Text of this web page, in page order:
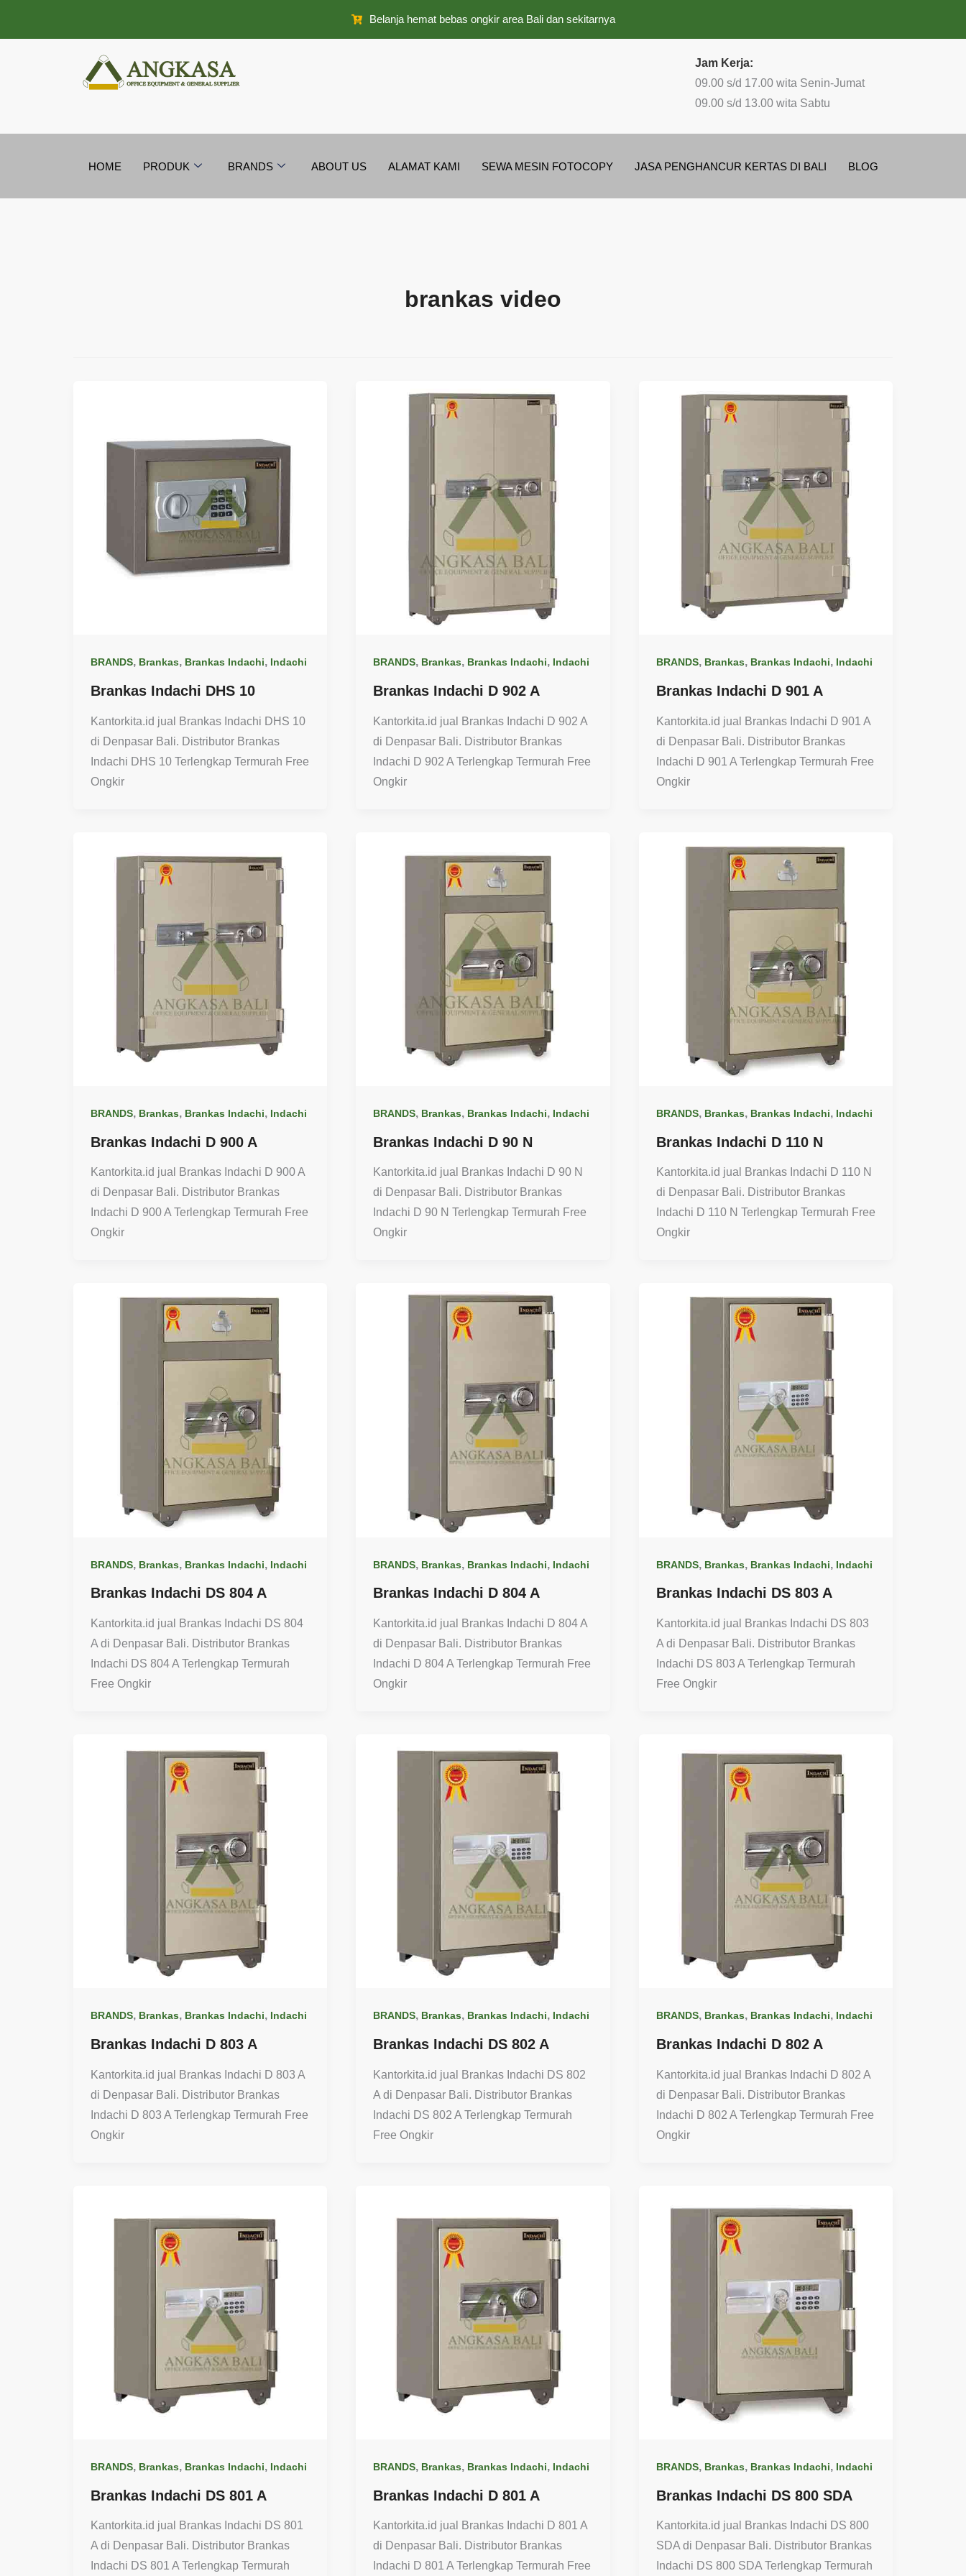
Belanja hemat bebas ongkir area Bali dan sekitarnya
Jam Kerja:
09.00 s/d 17.00 wita Senin-Jumat
09.00 s/d 13.00 wita Sabtu
HOME PRODUK BRANDS ABOUT US ALAMAT KAMI SEWA MESIN FOTOCOPY JASA PENGHANCUR KERTAS DI BALI BLOG
brankas video
BRANDS, Brankas, Brankas Indachi, Indachi
Brankas Indachi DHS 10
Kantorkita.id jual Brankas Indachi DHS 10
di Denpasar Bali. Distributor Brankas
Indachi DHS 10 Terlengkap Termurah Free
Ongkir
BRANDS, Brankas, Brankas Indachi, Indachi
Brankas Indachi D 902 A
Kantorkita.id jual Brankas Indachi D 902 A
di Denpasar Bali. Distributor Brankas
Indachi D 902 A Terlengkap Termurah Free
Ongkir
BRANDS, Brankas, Brankas Indachi, Indachi
Brankas Indachi D 901 A
Kantorkita.id jual Brankas Indachi D 901 A
di Denpasar Bali. Distributor Brankas
Indachi D 901 A Terlengkap Termurah Free
Ongkir
BRANDS, Brankas, Brankas Indachi, Indachi
Brankas Indachi D 900 A
Kantorkita.id jual Brankas Indachi D 900 A
di Denpasar Bali. Distributor Brankas
Indachi D 900 A Terlengkap Termurah Free
Ongkir
BRANDS, Brankas, Brankas Indachi, Indachi
Brankas Indachi D 90 N
Kantorkita.id jual Brankas Indachi D 90 N
di Denpasar Bali. Distributor Brankas
Indachi D 90 N Terlengkap Termurah Free
Ongkir
BRANDS, Brankas, Brankas Indachi, Indachi
Brankas Indachi D 110 N
Kantorkita.id jual Brankas Indachi D 110 N
di Denpasar Bali. Distributor Brankas
Indachi D 110 N Terlengkap Termurah Free
Ongkir
BRANDS, Brankas, Brankas Indachi, Indachi
Brankas Indachi DS 804 A
Kantorkita.id jual Brankas Indachi DS 804
A di Denpasar Bali. Distributor Brankas
Indachi DS 804 A Terlengkap Termurah
Free Ongkir
BRANDS, Brankas, Brankas Indachi, Indachi
Brankas Indachi D 804 A
Kantorkita.id jual Brankas Indachi D 804 A
di Denpasar Bali. Distributor Brankas
Indachi D 804 A Terlengkap Termurah Free
Ongkir
BRANDS, Brankas, Brankas Indachi, Indachi
Brankas Indachi DS 803 A
Kantorkita.id jual Brankas Indachi DS 803
A di Denpasar Bali. Distributor Brankas
Indachi DS 803 A Terlengkap Termurah
Free Ongkir
BRANDS, Brankas, Brankas Indachi, Indachi
Brankas Indachi D 803 A
Kantorkita.id jual Brankas Indachi D 803 A
di Denpasar Bali. Distributor Brankas
Indachi D 803 A Terlengkap Termurah Free
Ongkir
BRANDS, Brankas, Brankas Indachi, Indachi
Brankas Indachi DS 802 A
Kantorkita.id jual Brankas Indachi DS 802
A di Denpasar Bali. Distributor Brankas
Indachi DS 802 A Terlengkap Termurah
Free Ongkir
BRANDS, Brankas, Brankas Indachi, Indachi
Brankas Indachi D 802 A
Kantorkita.id jual Brankas Indachi D 802 A
di Denpasar Bali. Distributor Brankas
Indachi D 802 A Terlengkap Termurah Free
Ongkir
BRANDS, Brankas, Brankas Indachi, Indachi
Brankas Indachi DS 801 A
Kantorkita.id jual Brankas Indachi DS 801
A di Denpasar Bali. Distributor Brankas
Indachi DS 801 A Terlengkap Termurah
BRANDS, Brankas, Brankas Indachi, Indachi
Brankas Indachi D 801 A
Kantorkita.id jual Brankas Indachi D 801 A
di Denpasar Bali. Distributor Brankas
Indachi D 801 A Terlengkap Termurah Free
BRANDS, Brankas, Brankas Indachi, Indachi
Brankas Indachi DS 800 SDA
Kantorkita.id jual Brankas Indachi DS 800
SDA di Denpasar Bali. Distributor Brankas
Indachi DS 800 SDA Terlengkap Termurah